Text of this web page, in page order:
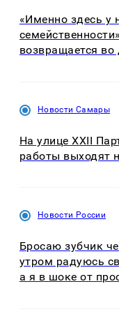
«Именно здесь у
возвращается
Новости Самары
На улице XXII
работы выходят
Новости России
Бросаю зубчик
утром радуюсь
а я в шоке от